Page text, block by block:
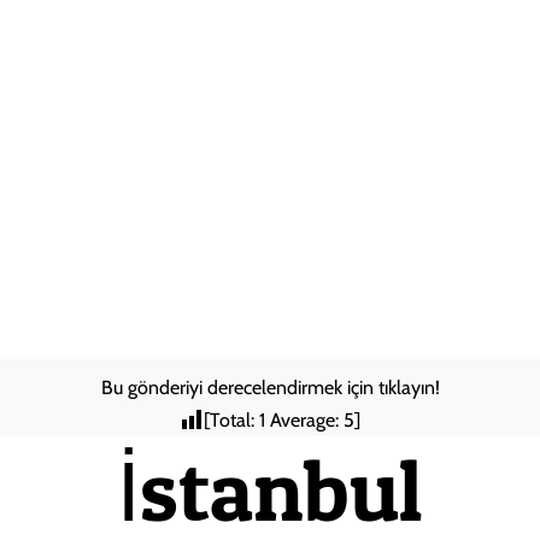
Bu gönderiyi derecelendirmek için tıklayın!
[Total: 1 Average: 5]
İstanbul